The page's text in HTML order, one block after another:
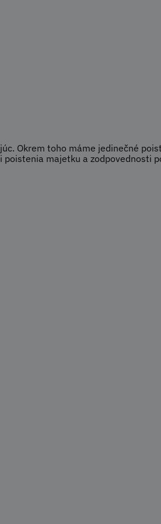
Okrem toho máme jedinečné
majetku a zodpovednosti